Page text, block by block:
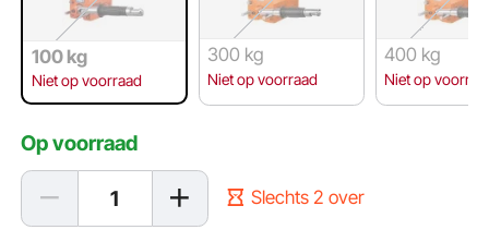
100 kg
Niet op voorraad
300 kg
Niet op voorraad
400 kg
Niet op
Op voorraad
Slechts 2 over